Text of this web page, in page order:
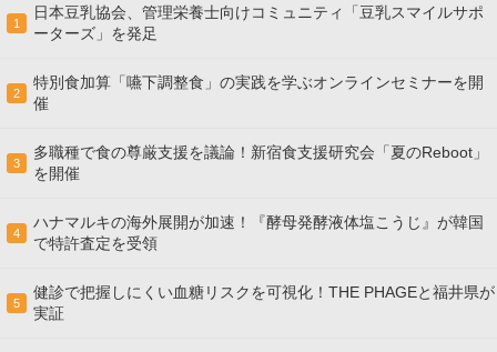
1
日本豆乳協会、管理栄養士向けコミュニティ「豆乳スマイルサポ
ーターズ」を発足
2
特別食加算「嚥下調整食」の実践を学ぶオンラインセミナーを開
催
3
多職種で食の尊厳支援を議論！新宿食支援研究会「夏のReboot」
を開催
4
ハナマルキの海外展開が加速！『酵母発酵液体塩こうじ』が韓国
で特許査定を受領
5
健診で把握しにくい血糖リスクを可視化！THE PHAGEと福井県が
実証